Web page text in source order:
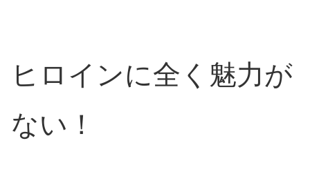
ヒロインに全く魅力が
ない！